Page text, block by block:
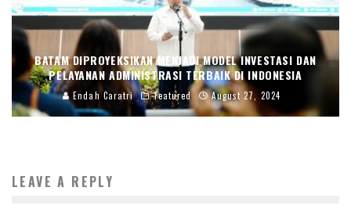
BATAM DIPROYEKSIKAN MENJADI MODEL INVESTASI DAN
PELAYANAN ADMINISTRASI TERBAIK DI INDONESIA
Endah Caratri Featured August 27, 2024
LEAVE A REPLY